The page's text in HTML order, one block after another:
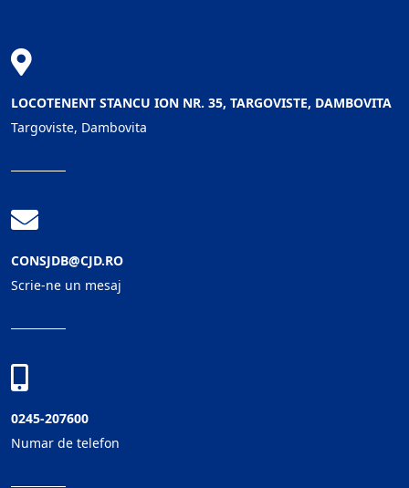
LOCOTENENT STANCU ION NR. 35, TARGOVISTE, DAMBOVITA
Targoviste, Dambovita
CONSJDB@CJD.RO
Scrie-ne un mesaj
0245-207600
Numar de telefon